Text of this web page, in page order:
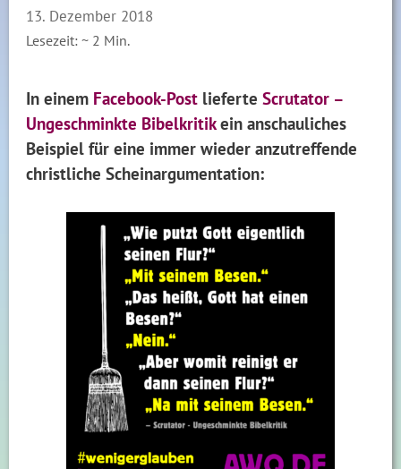
13. Dezember 2018
Lesezeit: ~ 2 Min.
In einem Facebook-Post lieferteScrutator –
Ungeschminkte Bibelkritikein anschauliches
Beispiel für eine immer wieder anzutreffende
christliche Scheinargumentation: